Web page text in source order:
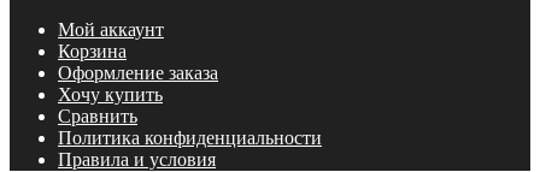
Мой аккаунт
Корзина
Оформление заказа
Хочу купить
Сравнить
Политика конфиденциальности
Правила и условия